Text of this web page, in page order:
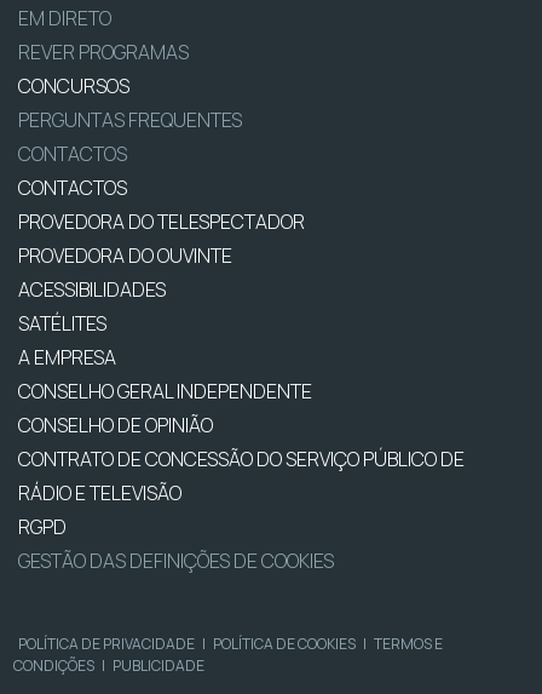
EM DIRETO
REVER PROGRAMAS
CONCURSOS
PERGUNTAS FREQUENTES
CONTACTOS
CONTACTOS
PROVEDORA DO TELESPECTADOR
PROVEDORA DO OUVINTE
ACESSIBILIDADES
SATÉLITES
A EMPRESA
CONSELHO GERAL INDEPENDENTE
CONSELHO DE OPINIÃO
CONTRATO DE CONCESSÃO DO SERVIÇO PÚBLICO DE
RÁDIO E TELEVISÃO
RGPD
GESTÃO DAS DEFINIÇÕES DE COOKIES
POLÍTICA DE PRIVACIDADE | POLÍTICA DE COOKIES | TERMOS E
CONDIÇÕES | PUBLICIDADE